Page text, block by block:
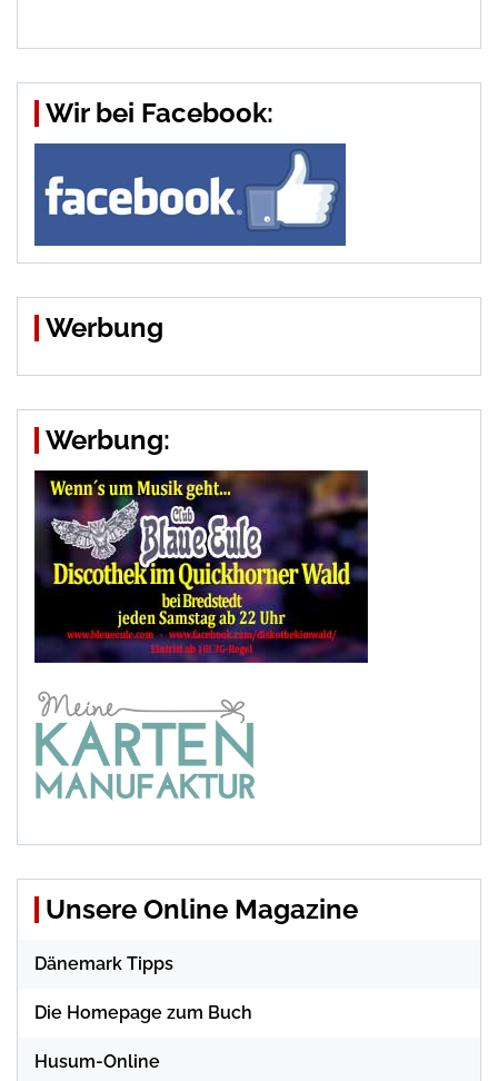
Wir bei Facebook:
Werbung
Werbung:
Unsere Online Magazine
Dänemark Tipps
Die Homepage zum Buch
Husum-Online